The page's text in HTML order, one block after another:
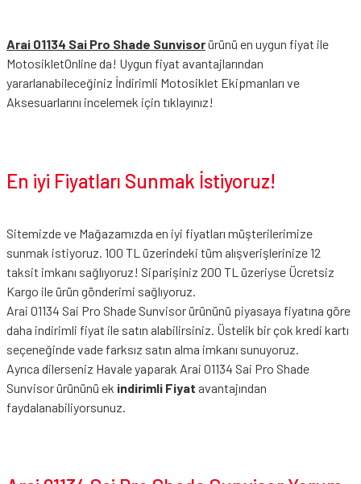
Arai 01134 Sai Pro Shade Sunvisorürünü en uygun fiyat ile
MotosikletOnline da! Uygun fiyat avantajlarından
yararlanabileceğiniz İndirimli Motosiklet Ekipmanları ve
Aksesuarlarını incelemek için tıklayınız!
En iyi Fiyatları Sunmak İstiyoruz!
Sitemizde ve Mağazamızda en iyi fiyatları müşterilerimize
sunmak istiyoruz. 100 TL üzerindeki tüm alışverişlerinize 12
taksit imkanı sağlıyoruz! Siparişiniz 200 TL üzeriyse Ücretsiz
Kargo ile ürün gönderimi sağlıyoruz.
Arai 01134 Sai Pro Shade Sunvisor ürününü piyasaya fiyatına göre
daha indirimli fiyat ile satın alabilirsiniz. Üstelik bir çok kredi kartı
seçeneğinde vade farksız satın alma imkanı sunuyoruz.
Ayrıca dilerseniz Havale yaparak Arai 01134 Sai Pro Shade
Sunvisor ürününü ek indirimli Fiyat avantajından
faydalanabiliyorsunuz.